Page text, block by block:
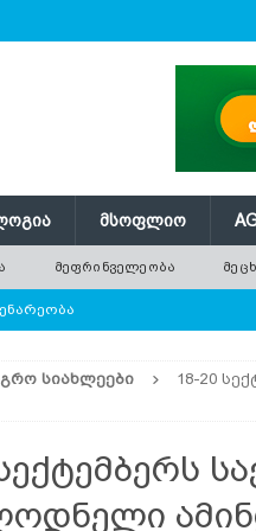
ᲛᲡᲝᲤᲚᲘᲝ
ᲛᲔᲤᲠᲘᲜᲕᲔᲚᲔᲝᲑᲐ
ჯიში ᲛᲔᲕᲔᲜᲐᲮᲔᲝᲑᲐ
შხამიანი მცენარე
საშუალებები ᲛᲔᲗᲔᲕᲖᲔᲝᲑᲐ
ᲡᲘᲐᲮᲚᲔᲔᲑᲘ
18-20